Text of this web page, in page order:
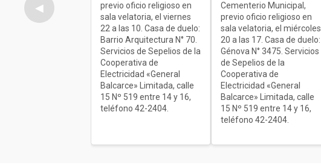
◀
previo oficio religioso en
sala velatoria, el viernes
22 a las 10. Casa de duelo:
Barrio Arquitectura N° 70.
Servicios de Sepelios de la
Cooperativa de
Electricidad «General
Balcarce» Limitada, calle
15 Nº 519 entre 14 y 16,
teléfono 42-2404.
Cementerio Municipal,
previo oficio religioso en
sala velatoria, el miércoles
20 a las 17. Casa de duelo:
Génova N° 3475. Servicios
de Sepelios de la
Cooperativa de
Electricidad «General
Balcarce» Limitada, calle
15 Nº 519 entre 14 y 16,
teléfono 42-2404.